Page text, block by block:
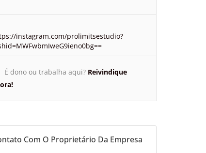
instagram.com/prolimitsestudio?
É dono ou trabalha aqui? Reivindique
Com O Proprietário Da Empresa